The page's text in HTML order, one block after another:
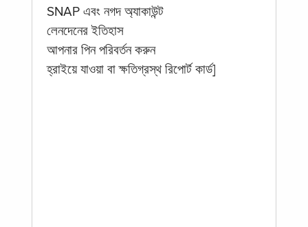
SNAP এবং নগদ অ্যাকাউন্ট
লেনদেনের ইতিহাস
আপনার পিন পরিবর্তন করুন
হ্রাইয়ে যাওয়া বা ক্ষতিগ্রস্থ রিপোর্ট কার্ড]